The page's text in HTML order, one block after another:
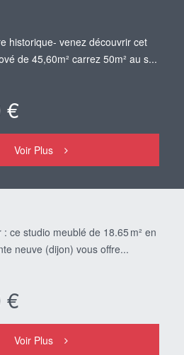
historique- venez découvrir cet
de 45,60m² carrez 50m² au s...
€
Voir Plus
ce studio meublé de 18.65 m² en
neuve (dijon) vous offre...
€
Voir Plus